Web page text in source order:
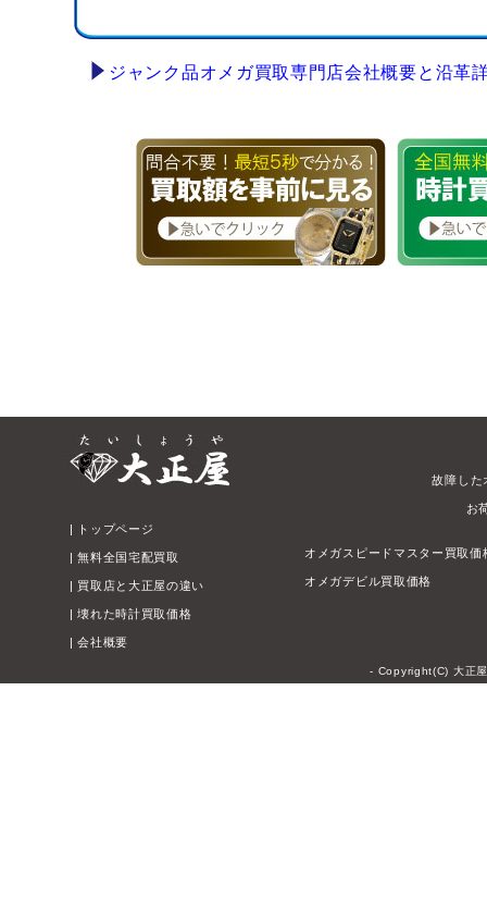
ジャンク品オメガ買取専門店会社概要と沿革
| トップページ
|無料全国宅配買取
| 買取店と大正屋の違い
|壊れた時計買取価格
|会社概要
故障した
お
オメガスピードマスター買取価
オメガデビル買取価格
- Copyright(C) 大正